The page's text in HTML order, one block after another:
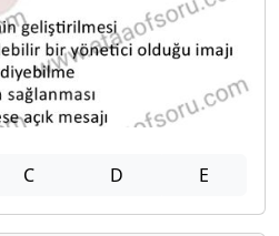
C D E